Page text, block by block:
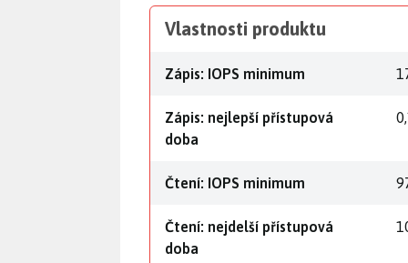
Vlastnosti produktu
Zápis: IOPS minimum
Zápis: nejlepší přístupová
doba
Čtení: IOPS minimum
Čtení: nejdelší přístupová
doba